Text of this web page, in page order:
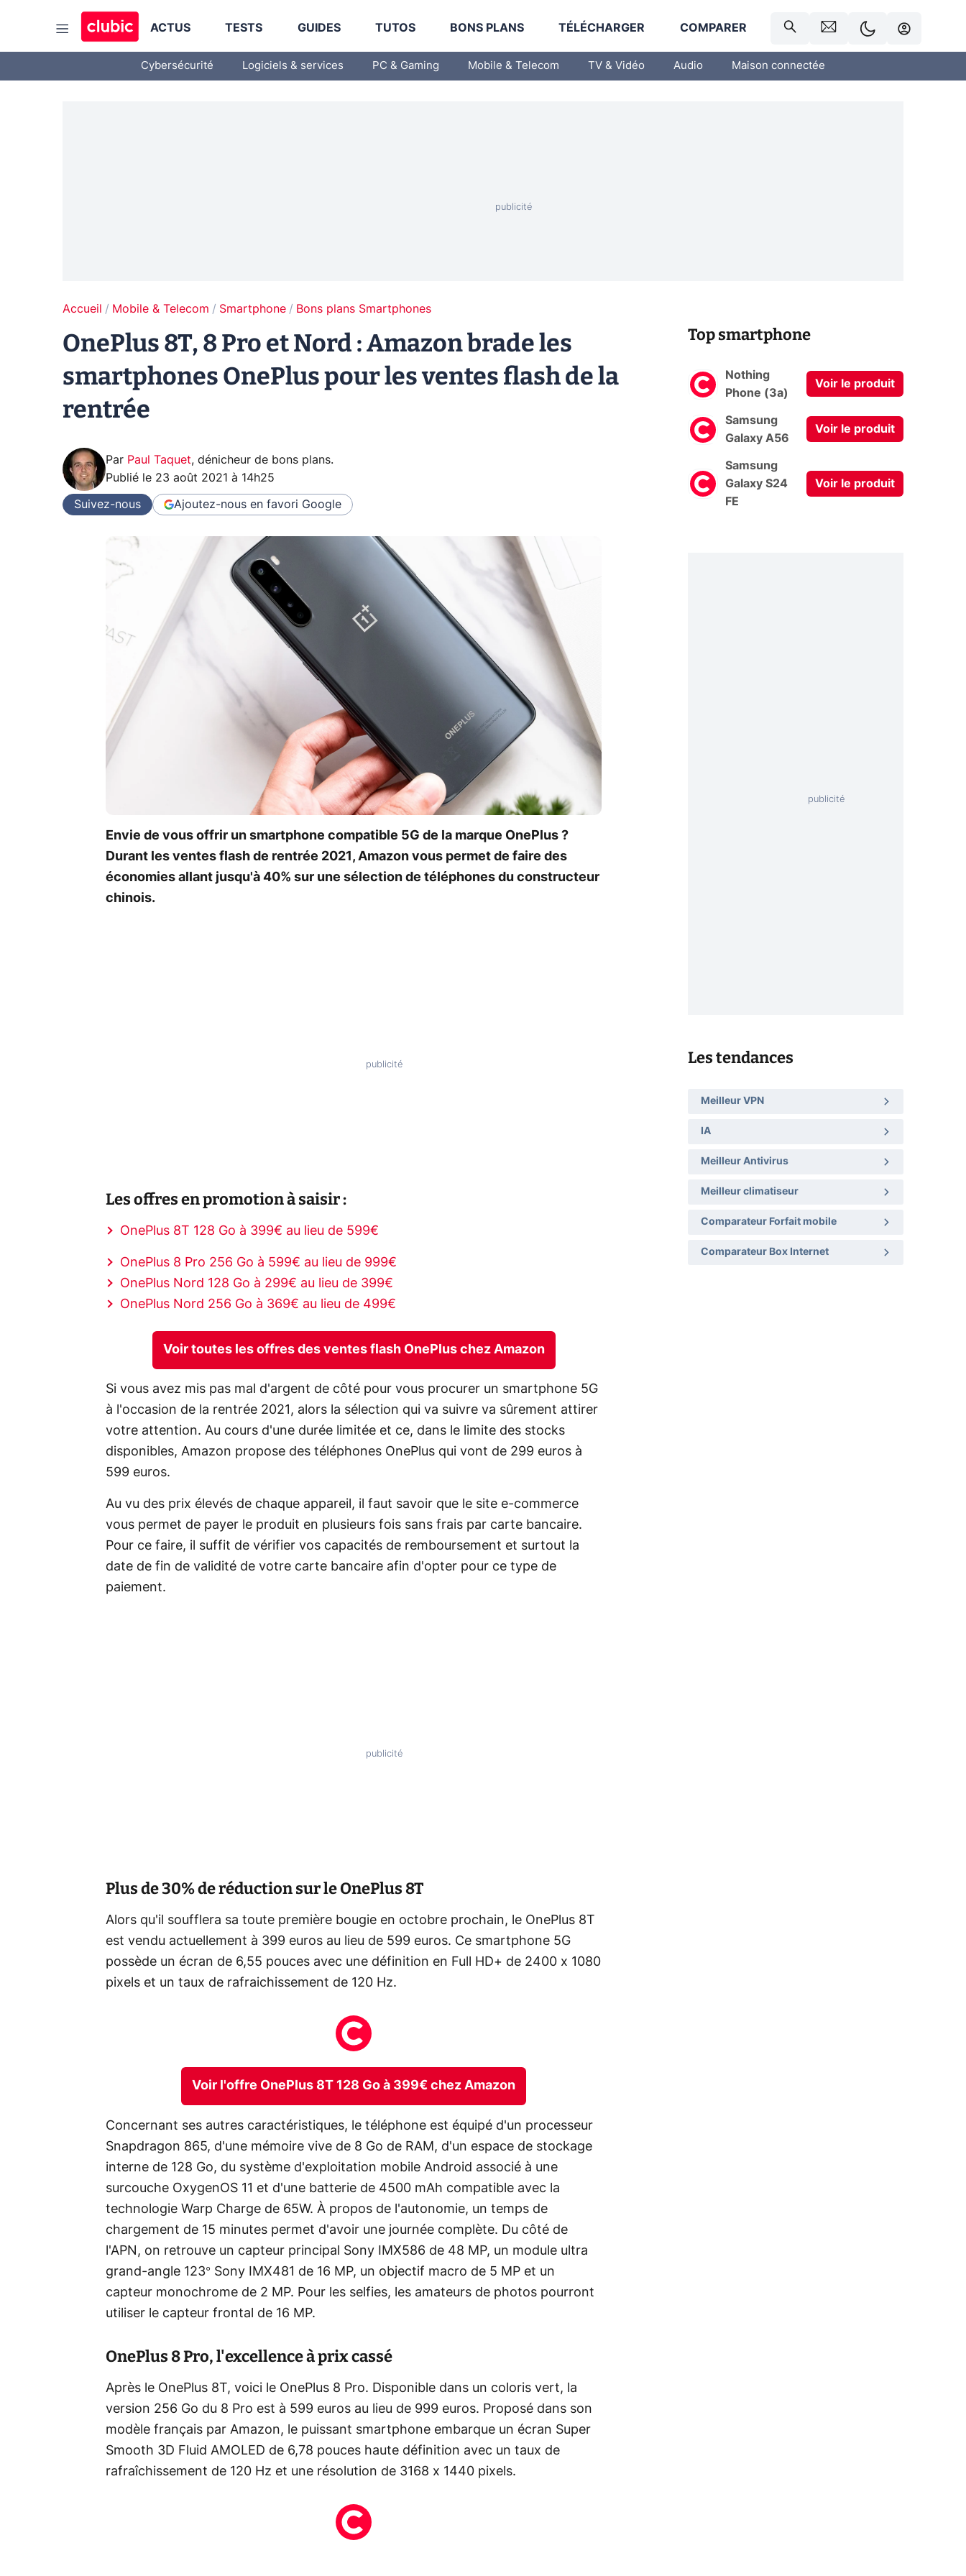
ACTUS TESTS GUIDES TUTOS BONS PLANS TÉLÉCHARGER COMPARER
Cybersécurité Logiciels & services PC & Gaming Mobile & Telecom TV & Vidéo Audio Maison connectée
Accueil Mobile & Telecom Smartphone Bons plans Smartphones
OnePlus 8T, 8 Pro et Nord : Amazon brade les
smartphones OnePlus pour les ventes flash de la
rentrée
Par Paul Taquet, dénicheur de bons plans.
Publié le 23 août 2021 à 14h25
Suivez-nous Ajoutez-nous en favori Google
Envie de vous offrir un smartphone compatible 5G de la marque OnePlus ?
Durant les ventes flash de rentrée 2021, Amazon vous permet de faire des
économies allant jusqu'à 40% sur une sélection de téléphones du constructeur
chinois.
Les offres en promotion à saisir :
OnePlus 8T 128 Go à 399€ au lieu de 599€
OnePlus 8 Pro 256 Go à 599€ au lieu de 999€
OnePlus Nord 128 Go à 299€ au lieu de 399€
OnePlus Nord 256 Go à 369€ au lieu de 499€
Voir toutes les offres des ventes flash OnePlus chez Amazon
Si vous avez mis pas mal d'argent de côté pour vous procurer un smartphone 5G
à l'occasion de la rentrée 2021, alors la sélection qui va suivre va sûrement attirer
votre attention. Au cours d'une durée limitée et ce, dans le limite des stocks
disponibles, Amazon propose des téléphones OnePlus qui vont de 299 euros à
599 euros.
Au vu des prix élevés de chaque appareil, il faut savoir que le site e-commerce
vous permet de payer le produit en plusieurs fois sans frais par carte bancaire.
Pour ce faire, il suffit de vérifier vos capacités de remboursement et surtout la
date de fin de validité de votre carte bancaire afin d'opter pour ce type de
paiement.
Plus de 30% de réduction sur le OnePlus 8T
Alors qu'il soufflera sa toute première bougie en octobre prochain, le OnePlus 8T
est vendu actuellement à 399 euros au lieu de 599 euros. Ce smartphone 5G
possède un écran de 6,55 pouces avec une définition en Full HD+ de 2400 x 1080
pixels et un taux de rafraichissement de 120 Hz.
Voir l'offre OnePlus 8T 128 Go à 399€ chez Amazon
Concernant ses autres caractéristiques, le téléphone est équipé d'un processeur
Snapdragon 865, d'une mémoire vive de 8 Go de RAM, d'un espace de stockage
interne de 128 Go, du système d'exploitation mobile Android associé à une
surcouche OxygenOS 11 et d'une batterie de 4500 mAh compatible avec la
technologie Warp Charge de 65W. À propos de l'autonomie, un temps de
chargement de 15 minutes permet d'avoir une journée complète. Du côté de
l'APN, on retrouve un capteur principal Sony IMX586 de 48 MP, un module ultra
grand-angle 123° Sony IMX481 de 16 MP, un objectif macro de 5 MP et un
capteur monochrome de 2 MP. Pour les selfies, les amateurs de photos pourront
utiliser le capteur frontal de 16 MP.
OnePlus 8 Pro, l'excellence à prix cassé
Après le OnePlus 8T, voici le OnePlus 8 Pro. Disponible dans un coloris vert, la
version 256 Go du 8 Pro est à 599 euros au lieu de 999 euros. Proposé dans son
modèle français par Amazon, le puissant smartphone embarque un écran Super
Smooth 3D Fluid AMOLED de 6,78 pouces haute définition avec un taux de
rafraîchissement de 120 Hz et une résolution de 3168 x 1440 pixels.
Top smartphone
Nothing
Phone (3a)
Voir le produit
Samsung
Galaxy A56
Voir le produit
Samsung
Galaxy S24
FE
Voir le produit
Les tendances
Meilleur VPN
IA
Meilleur Antivirus
Meilleur climatiseur
Comparateur Forfait mobile
Comparateur Box Internet